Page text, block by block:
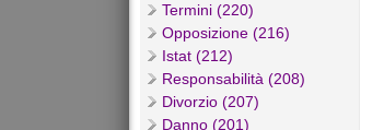
Termini (220)
Opposizione (216)
Istat (212)
Responsabilità (208)
Divorzio (207)
Danno (201)